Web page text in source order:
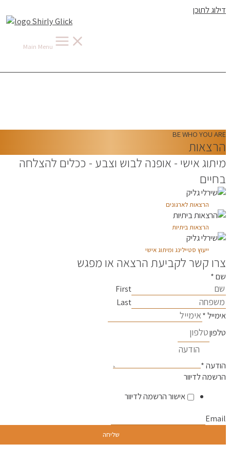
דילוג לתוכן
Main Menu
BE WHO YOU ARE
הרצאות
מיתוג אישי - אופנה לבוש וצבע - ככלים להצלחה
בחיים
הרצאות לארגונים
הרצאות ביתיות
ייעוץ סטיילינג ומיתוג אישי
צרו קשר לקביעת הרצאה או מפגש
שם*
First
Last
אימייל*
טלפון
הודעה*
הרשמה לדיוור
אישור הרשמה לדיוור
Email
שליחה